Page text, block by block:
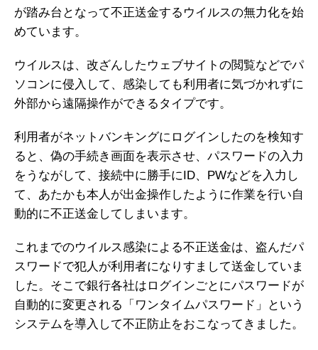
が踏み台となって不正送金するウイルスの無力化を始
めています。
ウイルスは、改ざんしたウェブサイトの閲覧などでパ
ソコンに侵入して、感染しても利用者に気づかれずに
外部から遠隔操作ができるタイプです。
利用者がネットバンキングにログインしたのを検知す
ると、偽の手続き画面を表示させ、パスワードの入力
をうながして、接続中に勝手にID、PWなどを入力し
て、あたかも本人が出金操作したように作業を行い自
動的に不正送金してしまいます。
これまでのウイルス感染による不正送金は、盗んだパ
スワードで犯人が利用者になりすまして送金していま
した。そこで銀行各社はログインごとにパスワードが
自動的に変更される「ワンタイムパスワード」という
システムを導入して不正防止をおこなってきました。